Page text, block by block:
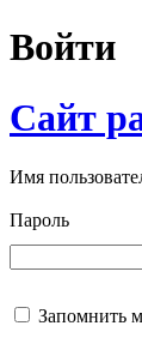
Войти
Сайт
Имя
Пароль
Запомнить